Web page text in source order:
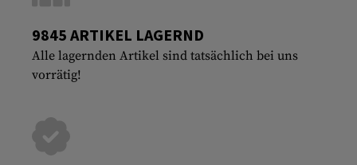
9845 ARTIKEL LAGERND
Alle lagernden Artikel sind tatsächlich bei uns
vorrätig!